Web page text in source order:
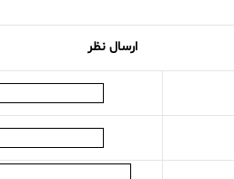
ارسال نظر